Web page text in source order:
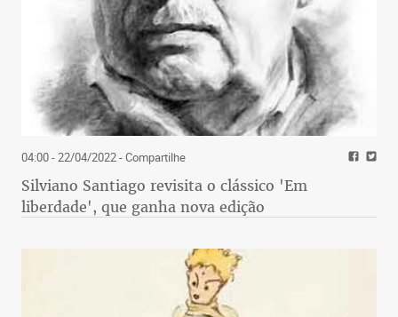
04:00 - 22/04/2022- Compartilhe
Silviano Santiago revisita o clássico 'Em
liberdade', que ganha nova edição